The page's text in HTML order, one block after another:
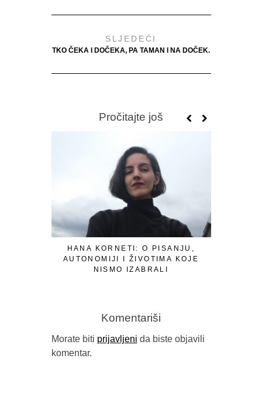
SLJEDEĆI
TKO ČEKA I DOČEKA, PA TAMAN I NA DOČEK.
Pročitajte još
HANA KORNETI: O PISANJU,
AUTONOMIJI I ŽIVOTIMA KOJE
NISMO IZABRALI
Komentariši
Morate biti prijavljeni da biste objavili
komentar.